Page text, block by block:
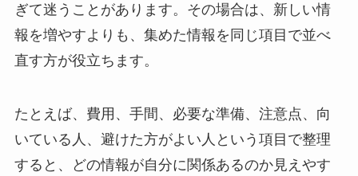
ぎて迷うことがあります。その場合は、新しい情
報を増やすよりも、集めた情報を同じ項目で並べ
直す方が役立ちます。
たとえば、費用、手間、必要な準備、注意点、向
いている人、避けた方がよい人という項目で整理
すると、どの情報が自分に関係あるのか見えやす